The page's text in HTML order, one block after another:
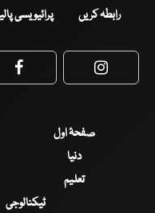
رابطہ کریں پرائیویسی
Facebook
صفحۂ اول
دنیا
تعلیم
ٹیکنالوجی